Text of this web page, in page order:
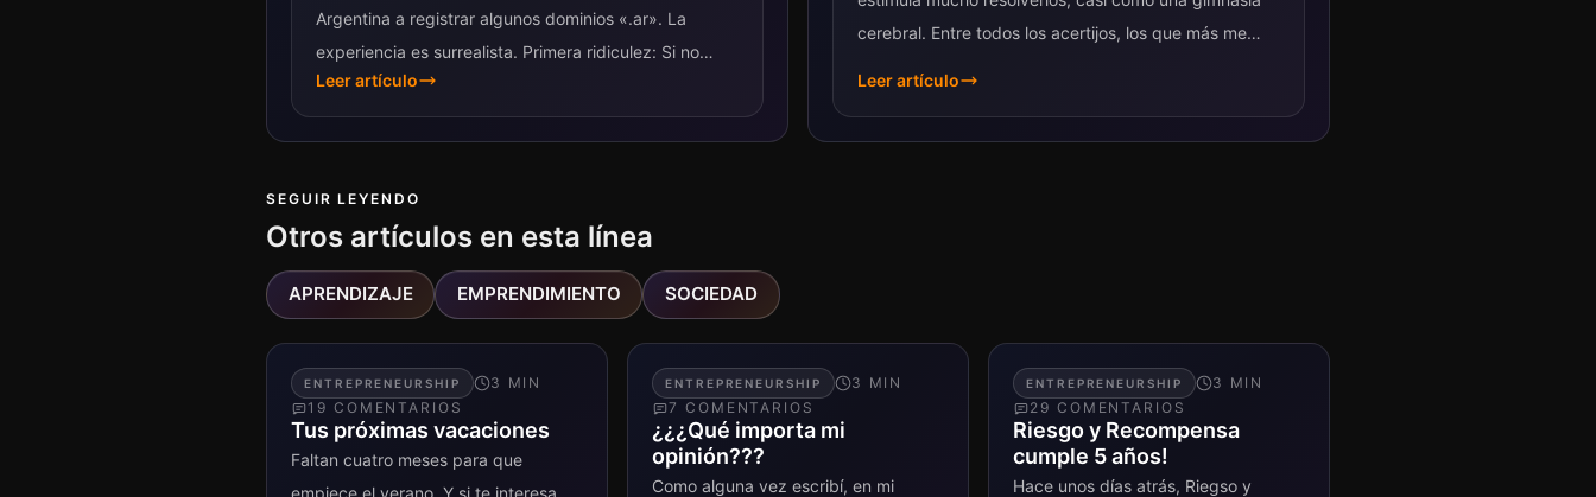
Argentina a registrar algunos dominios «.ar». La
experiencia es surrealista. Primera ridiculez: Si no
ponés «www» adelante la...
Leer artículo
cerebral. Entre todos los acertijos, los que más me
Leer artículo
SEGUIR LEYENDO
Otros artículos en esta línea
APRENDIZAJE EMPRENDIMIENTO SOCIEDAD
ENTREPRENEURSHIP 3 MIN
19 COMENTARIO S
Tus próximas vacaciones
Faltan cuatro meses para que
empiece el verano. Y si te interesa
ENTREPRENEURSHIP 3 MIN
7 COMENTARIO S
¿¿¿Qué importa mi
opinión???
Como alguna vez escribí, en mi
ENTREPRENEURSHIP 3 MIN
29 COMENTARIO S
Riesgo y Recompensa
cumple 5 años!
Hace unos días atrás, Riegso y